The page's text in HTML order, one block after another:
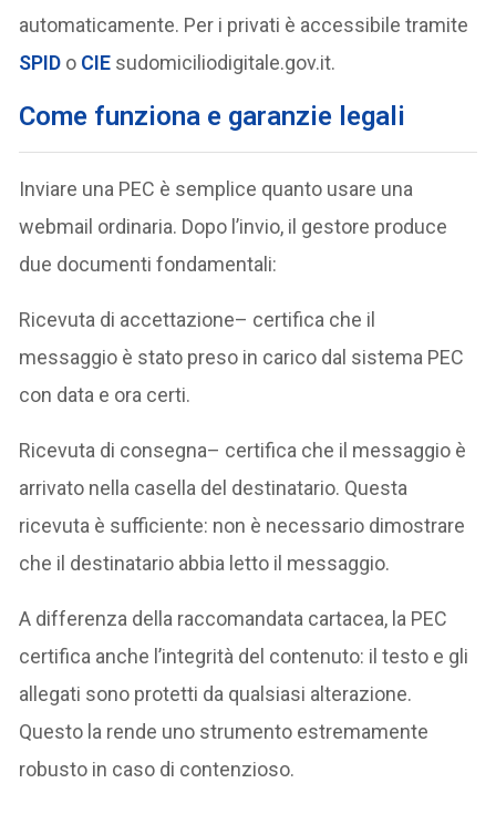
automaticamente. Per i privati è accessibile tramite
SPID o CIE sudomiciliodigitale.gov.it.
Come funziona e garanzie legali
Inviare una PEC è semplice quanto usare una
webmail ordinaria. Dopo l’invio, il gestore produce
due documenti fondamentali:
Ricevuta di accettazione– certifica che il
messaggio è stato preso in carico dal sistema PEC
con data e ora certi.
Ricevuta di consegna– certifica che il messaggio è
arrivato nella casella del destinatario. Questa
ricevuta è sufficiente: non è necessario dimostrare
che il destinatario abbia letto il messaggio.
A differenza della raccomandata cartacea, la PEC
certifica anche l’integrità del contenuto: il testo e gli
allegati sono protetti da qualsiasi alterazione.
Questo la rende uno strumento estremamente
robusto in caso di contenzioso.